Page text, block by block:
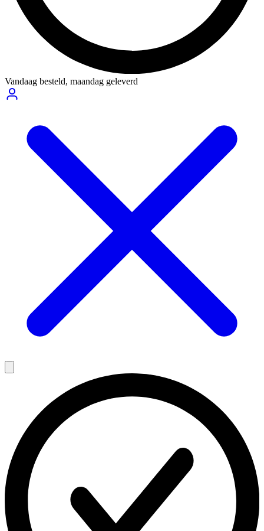
Vandaag besteld, maandag geleverd